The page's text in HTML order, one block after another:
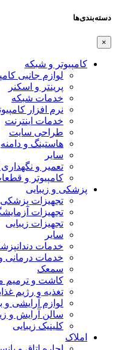
دسته‌بندی‌ها
×
کامپیوتر و شبکه
لوازم جانبی
پرینتر و اسکنر
خدمات شبکه
نرم افزار
خدمات اینترنت
طراحی سایت
هاستینگ و دامنه
سایر
تعمیر و نگهداری
کامپیوتر و
پزشکی و زیبایی
تجهیزات پزشکی
تجهیزات
تجهیزات زیبایی
سایر
خدمات
خدمات درمانی و
سمعک
کاشت و ترمیم
تغذیه و رژیم
لوازم آرایشی و
سالن آرایش و
کلینیک زیبایی
املاک